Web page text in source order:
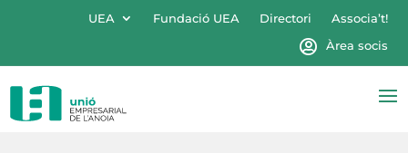
UEA Fundació UEA Directori
Associa’t!
Àrea socis